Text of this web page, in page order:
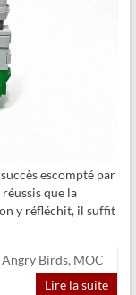
escompté par
que la
y réfléchit, il suffit
Angry Birds, MOC
Lire la suite